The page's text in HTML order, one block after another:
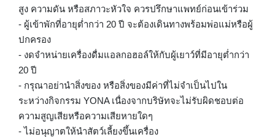
สูง ความดัน หรือสภาวะหัวใจ ควรปรึกษาแพทย์ก่อนเข้าร่วม
- ผู้เข้าพักที่อายุต่ำกว่า 20 ปี จะต้องเดินทางพร้อมพ่อแม่หรือผู้
ปกครอง
- งดจำหน่ายเครื่องดื่มแอลกอฮอล์ให้กับผู้เยาว์ที่มีอายุต่ำกว่า
20 ปี
- กรุณาอย่านำสิ่งของ หรือสิ่งของมีค่าที่ไม่จำเป็นไปใน
ระหว่างกิจกรรม YONA เนื่องจากบริษัทจะไม่รับผิดชอบต่อ
ความสูญเสียหรือความเสียหายใดๆ
- ไม่อนุญาตให้นำสัตว์เลี้ยงขึ้นเครื่อง